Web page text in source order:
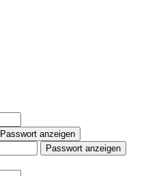
Passwort anzeigen
Passwort anzeigen